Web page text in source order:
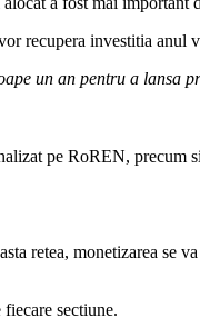
recupera investitia anul
un an pentru a lansa
pe RoREN, precum
retea, monetizarea se
sectiune.